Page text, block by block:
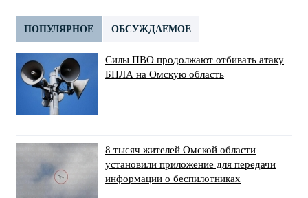
ПОПУЛЯРНОЕ ОБСУЖДАЕМОЕ
Силы ПВО продолжают отбивать атаку
БПЛА на Омскую область
8 тысяч жителей Омской области
установили приложение для передачи
информации о беспилотниках